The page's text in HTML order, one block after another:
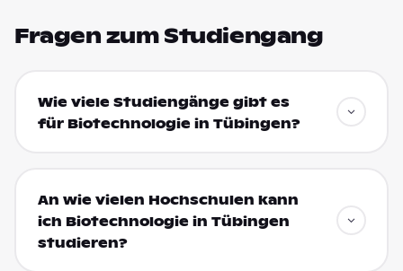
Fragen zum Studiengang
Wie viele Studiengänge gibt es
für Biotechnologie in Tübingen?
An wie vielen Hochschulen kann
ich Biotechnologie in Tübingen
studieren?